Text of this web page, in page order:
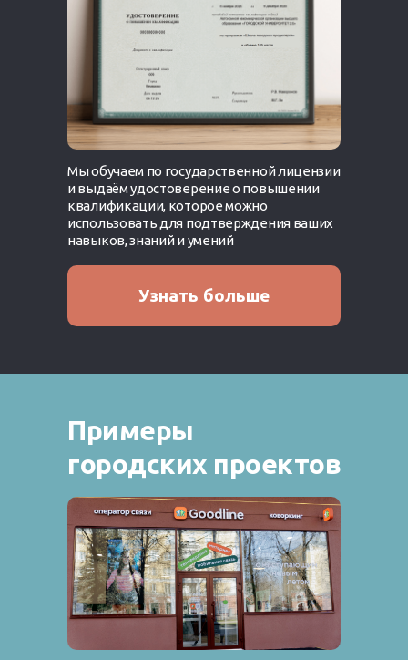
Мы обучаем по государственной лицензии
и выдаём удостоверение о повышении
квалификации‎, которое можно
использовать для подтверждения ваших
навыков, знаний и умений
Узнать больше
Примеры
городских проектов